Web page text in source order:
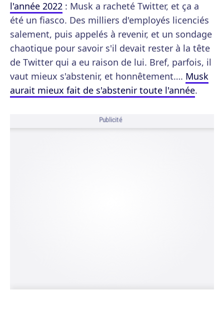
l'année 2022 : Musk a racheté Twitter, et ça a
été un fiasco. Des milliers d'employés licenciés
salement, puis appelés à revenir, et un sondage
chaotique pour savoir s'il devait rester à la tête
de Twitter qui a eu raison de lui. Bref, parfois, il
vaut mieux s'abstenir, et honnêtement…. Musk
aurait mieux fait de s'abstenir toute l'année.
Publicité